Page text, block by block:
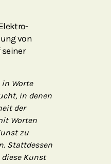
von
Worte
in denen
der
Worten
zu
Stattdessen
Kunst